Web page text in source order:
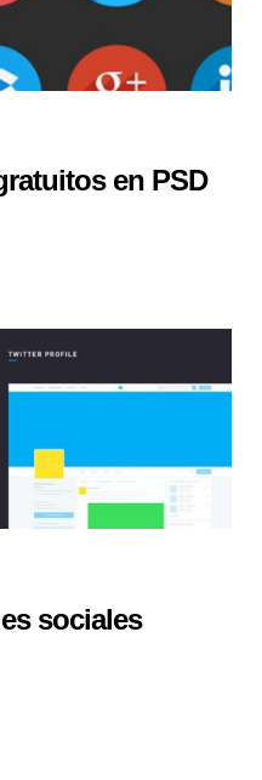
en PSD
sociales